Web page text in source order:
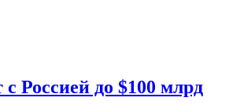
Россией до $100 млрд